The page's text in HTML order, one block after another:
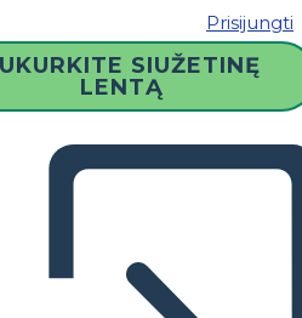
Prisijungti
SIUŽETINĘ
LENTĄ